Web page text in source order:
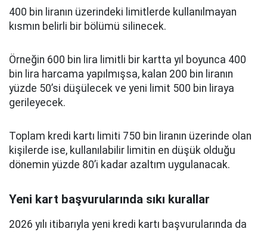
400 bin liranın üzerindeki limitlerde kullanılmayan
kısmın belirli bir bölümü silinecek.
Örneğin 600 bin lira limitli bir kartta yıl boyunca 400
bin lira harcama yapılmışsa, kalan 200 bin liranın
yüzde 50’si düşülecek ve yeni limit 500 bin liraya
gerileyecek.
Toplam kredi kartı limiti 750 bin liranın üzerinde olan
kişilerde ise, kullanılabilir limitin en düşük olduğu
dönemin yüzde 80’i kadar azaltım uygulanacak.
Yeni kart başvurularında sıkı kurallar
2026 yılı itibarıyla yeni kredi kartı başvurularında da